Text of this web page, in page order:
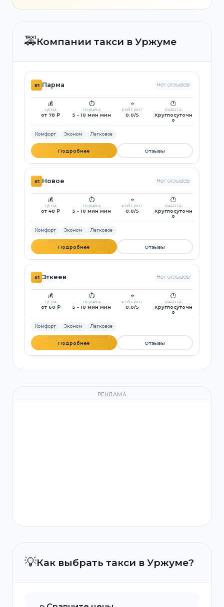
🚕Компании такси в Уржуме
#1 Парма Нет отзывов
💰
ЦЕНА
от 78 ₽
⏱️
ПОДАЧА
5 - 10 мин мин
⭐
РЕЙТИНГ
0.0/5
🕐
РАБОТА
Круглосуточн
о
Комфорт Эконом Легковое
Подробнее Отзывы
#1 Новое Нет отзывов
💰
ЦЕНА
от 48 ₽
⏱️
ПОДАЧА
5 - 10 мин мин
⭐
РЕЙТИНГ
0.0/5
🕐
РАБОТА
Круглосуточн
о
Комфорт Эконом Легковое
Подробнее Отзывы
#1 Эткеев Нет отзывов
💰
ЦЕНА
от 60 ₽
⏱️
ПОДАЧА
5 - 10 мин мин
⭐
РЕЙТИНГ
0.0/5
🕐
РАБОТА
Круглосуточн
о
Комфорт Эконом Легковое
Подробнее Отзывы
РЕКЛАМА
💡Как выбрать такси в Уржуме?